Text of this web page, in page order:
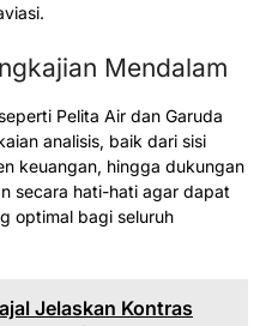
Mendalam
Pelita Air dan Garuda
analisis, baik dari sisi
keuangan, hingga dukungan
secara hati-hati agar dapat
optimal bagi seluruh
Jelaskan Kontras